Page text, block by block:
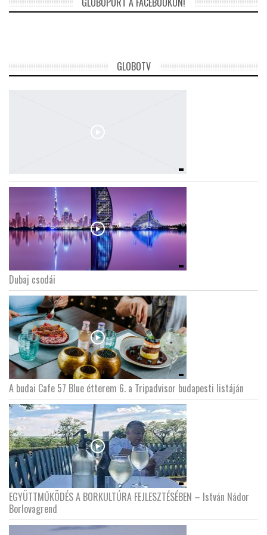
GLOBOTV
Dubaj csodái
A budai Cafe 57 Blue étterem 6. a Tripadvisor budapesti listáján
EGYÜTTMŰKÖDÉS A BORKULTÚRA FEJLESZTÉSÉBEN – István Nádor
Borlovagrend